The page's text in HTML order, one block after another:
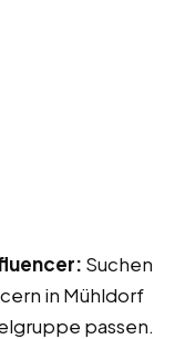
Suchen
in Mühldorf
passen.